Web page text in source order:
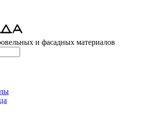
и фасадных материалов